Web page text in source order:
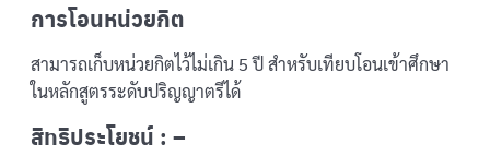
การโอนหน่วยกิต
สามารถเก็บหน่วยกิตไว้ไม่เกิน 5 ปี สำหรับเทียบโอนเข้าศึกษา
ในหลักสูตรระดับปริญญาตรีได้
สิทธิประโยชน์ : –